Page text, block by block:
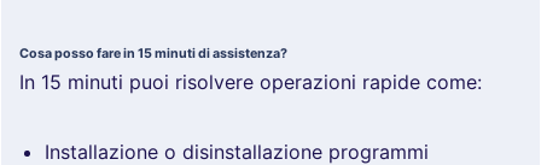
Cosa posso fare in 15 minuti di assistenza?
In 15 minuti puoi risolvere operazioni rapide come:
Installazione o disinstallazione programmi